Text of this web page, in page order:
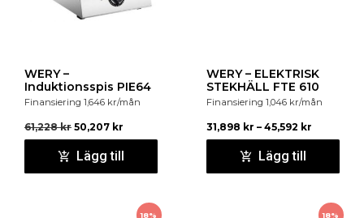
WERY –
Induktionsspis PIE64
Finansiering 1,646 kr/mån
61,228kr 50,207 kr
Lägg till
WERY – ELEKTRISK
STEKHÄLL FTE 610
Finansiering 1,046 kr/mån
31,898 kr – 45,592 kr
Lägg till
18% 18%